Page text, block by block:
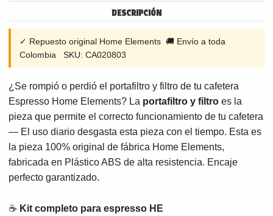
DESCRIPCIÓN
✓ Repuesto original Home Elements 🚚 Envío a toda
Colombia SKU: CA020803
¿Se rompió o perdió el portafiltro y filtro de tu cafetera
Espresso Home Elements? La portafiltro y filtroes la
pieza que permite el correcto funcionamiento de tu cafetera
— El uso diario desgasta esta pieza con el tiempo. Esta es
la pieza 100% original de fábrica Home Elements,
fabricada en Plástico ABS de alta resistencia. Encaje
perfecto garantizado.
☕ Kit completo para espresso HE